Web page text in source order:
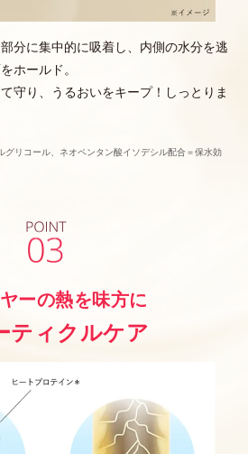
分に集中的に吸着し、内側の水分を逃
ホールド。
守り、うるおいをキープ！しっとりま
リコール、ネオペンタン酸イソデシル配合＝保水効
ーの熱を味方に
ティクルケア